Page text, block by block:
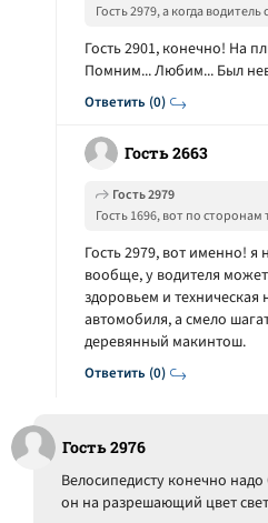
Ответить (0)
Гость 2979, а когда водитель
перекрестку, ему нужно
прилетит такой же орел и
Гость 2901, конечно! На
Помним... Любим... Был
Гость 2663
Ответить (0)
Гость 2979
Гость 1696, вот по
сигнала светофора.
пешеход ляжет и не встанет.
Гость 2979, вот именно! я
вообще, у водителя
здоровьем и техническая
автомобиля, а смело
деревянный макинтош.
Гость 2976
Велосипедисту конечно
он на разрешающий цвет